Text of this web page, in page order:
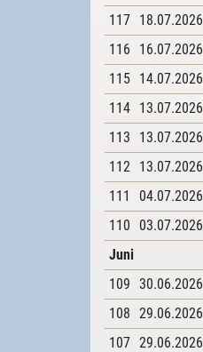
117 18.07.2026
116
16.07.2026
115 14.07.2026
114 13.07.2026
113
13.07.2026
112 13.07.2026
111
04.07.2026
110
03.07.2026
Juni
109 30.06.2026
108 29.06.2026
107 29.06.2026